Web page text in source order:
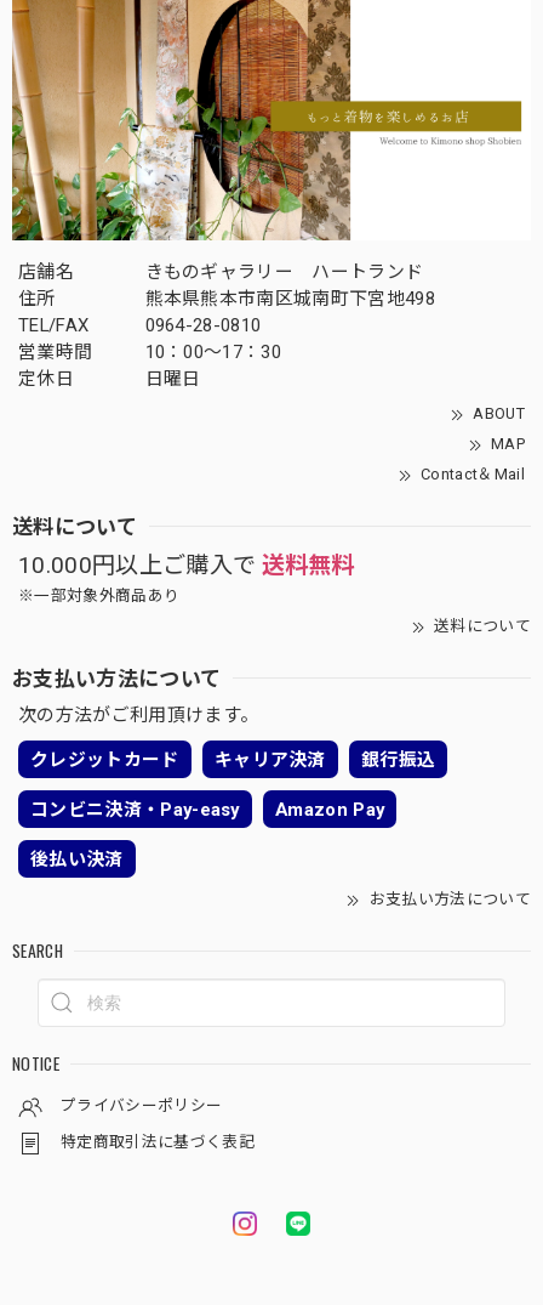
店舗名
きものギャラリー ハートランド
住所
熊本県熊本市南区城南町下宮地498
TEL/FAX
0964-28-0810
営業時間
10：00～17：30
定休日
日曜日
ABOUT
MAP
Contact＆Mail
送料について
10.000円以上ご購入で 送料無料
※一部対象外商品あり
送料について
お支払い方法について
次の方法がご利用頂けます。
クレジットカード キャリア決済 銀行振込
コンビニ決済・Pay-easy Amazon Pay
後払い決済
お支払い方法について
SEARCH
NOTICE
プライバシーポリシー
特定商取引法に基づく表記